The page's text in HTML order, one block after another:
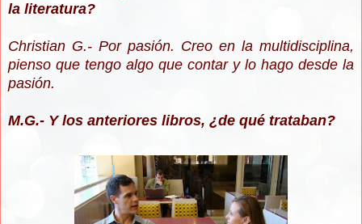
la literatura?
Christian G.- Por pasión. Creo en la multidisciplina,
pienso que tengo algo que contar y lo hago desde la
pasión.
M.G.- Y los anteriores libros, ¿de qué trataban?